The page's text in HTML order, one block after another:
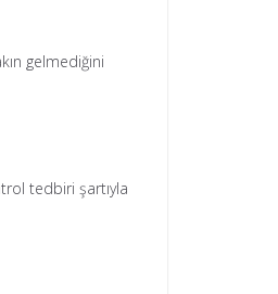
gelmediğini
tedbiri şartıyla